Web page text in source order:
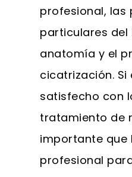
profesional, las
particulares del
anatomía y el
cicatrización.
satisfecho con
tratamiento de
importante que
profesional